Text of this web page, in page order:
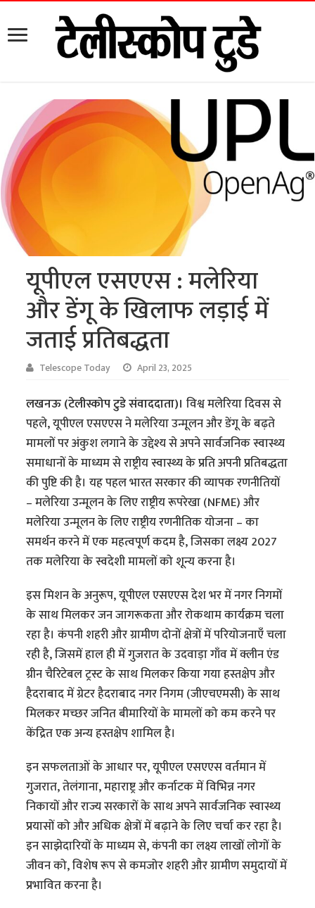
यूपीएल एसएएस : मलेरिया
और डेंगू के खिलाफ लड़ाई में
जताई प्रतिबद्धता
Telescope Today April 23, 2025
लखनऊ (टेलीस्कोप टुडे संवाददाता)।विश्व मलेरिया दिवस से
पहले, यूपीएल एसएएस ने मलेरिया उन्मूलन और डेंगू के बढ़ते
मामलों पर अंकुश लगाने के उद्देश्य से अपने सार्वजनिक स्वास्थ्य
समाधानों के माध्यम से राष्ट्रीय स्वास्थ्य के प्रति अपनी प्रतिबद्धता
की पुष्टि की है। यह पहल भारत सरकार की व्यापक रणनीतियों
– मलेरिया उन्मूलन के लिए राष्ट्रीय रूपरेखा (NFME) और
मलेरिया उन्मूलन के लिए राष्ट्रीय रणनीतिक योजना – का
समर्थन करने में एक महत्वपूर्ण कदम है, जिसका लक्ष्य 2027
तक मलेरिया के स्वदेशी मामलों को शून्य करना है।
इस मिशन के अनुरूप, यूपीएल एसएएस देश भर में नगर निगमों
के साथ मिलकर जन जागरूकता और रोकथाम कार्यक्रम चला
रहा है। कंपनी शहरी और ग्रामीण दोनों क्षेत्रों में परियोजनाएँ चला
रही है, जिसमें हाल ही में गुजरात के उदवाड़ा गाँव में क्लीन एंड
ग्रीन चैरिटेबल ट्रस्ट के साथ मिलकर किया गया हस्तक्षेप और
हैदराबाद में ग्रेटर हैदराबाद नगर निगम (जीएचएमसी) के साथ
मिलकर मच्छर जनित बीमारियों के मामलों को कम करने पर
केंद्रित एक अन्य हस्तक्षेप शामिल है।
इन सफलताओं के आधार पर, यूपीएल एसएएस वर्तमान में
गुजरात, तेलंगाना, महाराष्ट्र और कर्नाटक में विभिन्न नगर
निकायों और राज्य सरकारों के साथ अपने सार्वजनिक स्वास्थ्य
प्रयासों को और अधिक क्षेत्रों में बढ़ाने के लिए चर्चा कर रहा है।
इन साझेदारियों के माध्यम से, कंपनी का लक्ष्य लाखों लोगों के
जीवन को, विशेष रूप से कमजोर शहरी और ग्रामीण समुदायों में
प्रभावित करना है।